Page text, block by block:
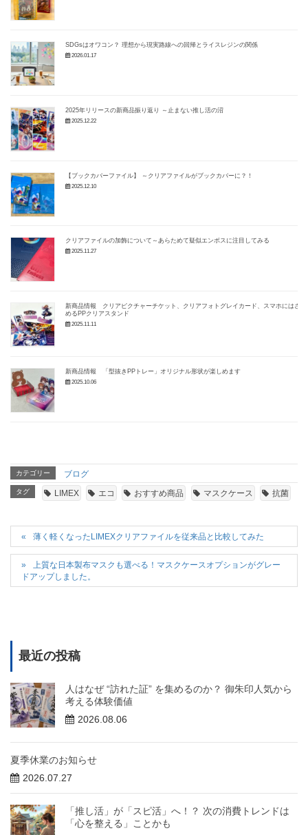
SDGsはオワコン？ 理想から現実路線への回帰とライスレジンの関係
2026.01.17
2025年リリースの新商品振り返り ～止まない推し活の沼
2025.12.22
【ブックカバーファイル】 ～クリアファイルがブックカバーに？！
2025.12.10
クリアファイルの加飾について～あらためて疑似エンボスに注目してみる
2025.11.27
新商品情報 クリアピクチャーチケット、クリアフォトグレイカード、スマホにはさ
めるPPクリアスタンド
2025.11.11
新商品情報 「型抜きPPトレー」オリジナル形状が楽しめます
2025.10.06
カテゴリー ブログ
タグ LIMEX エコ おすすめ商品 マスクケース 抗菌
薄く軽くなったLIMEXクリアファイルを従来品と比較してみた
上質な日本製布マスクも選べる！マスクケースオプションがグレー
ドアップしました。
最近の投稿
人はなぜ “訪れた証” を集めるのか？ 御朱印人気から
考える体験価値
2026.08.06
夏季休業のお知らせ
2026.07.27
「推し活」が「スピ活」へ！？ 次の消費トレンドは
「心を整える」ことかも